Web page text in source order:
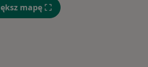
Czw,
mapę